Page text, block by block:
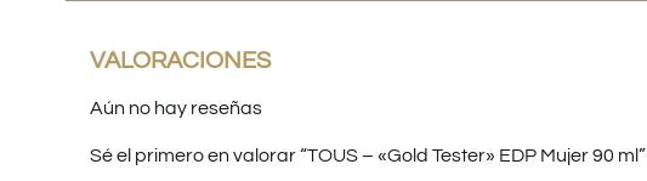
VALORACIONES
Aún no hay reseñas
Sé el primero en valorar “TOUS – «Gold Tester» EDP Mujer 90 ml”